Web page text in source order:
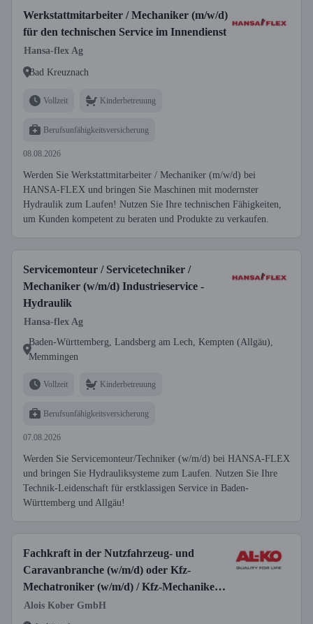
Werkstattmitarbeiter / Mechaniker (m/w/d)
für den technischen Service im Innendienst
Hansa-flex Ag
Bad Kreuznach
Vollzeit Kinderbetreuung
Berufsunfähigkeitsversicherung
08.08.2026
Werden Sie Werkstattmitarbeiter / Mechaniker (m/w/d) bei
HANSA-FLEX und bringen Sie Maschinen mit modernster
Hydraulik zum Laufen! Nutzen Sie Ihre technischen Fähigkeiten,
um Kunden kompetent zu beraten und Produkte zu verkaufen.
Servicemonteur / Servicetechniker /
Mechaniker (w/m/d) Industrieservice -
Hydraulik
Hansa-flex Ag
Baden-Württemberg, Landsberg am Lech, Kempten (Allgäu),
Memmingen
Vollzeit Kinderbetreuung
Berufsunfähigkeitsversicherung
07.08.2026
Werden Sie Servicemonteur/Techniker (w/m/d) bei HANSA-FLEX
und bringen Sie Hydrauliksysteme zum Laufen. Nutzen Sie Ihre
Technik-Leidenschaft für erstklassigen Service in Baden-
Württemberg und Allgäu!
Fachkraft in der Nutzfahrzeug- und
Caravanbranche (w/m/d) oder Kfz-
Mechatroniker (w/m/d) / Kfz-Mechaniker
(w/m/d)
Alois Kober GmbH